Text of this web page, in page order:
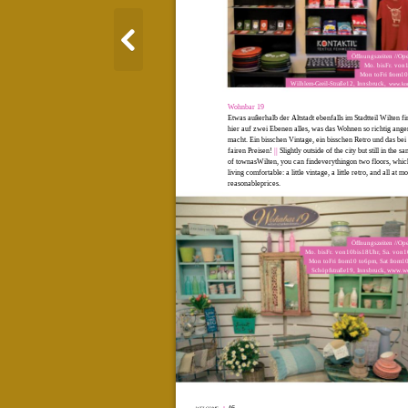
Öffnungszeiten //
Mo. bisFr.
Mon toFri
Wilhlem-Greil-Straße12, Innsbruck,
Wohnbar 19
Etwas außerhalb der Altstadt ebenfalls im Stadtteil Wilten
hier auf zwei Ebenen alles, was das Wohnen so richtig
macht. Ein bisschen Vintage, ein bisschen Retro und das bei
fairen Preisen!
Slightly outside of the city but still in the
of townasWilten, you can findeverythingon two floors,
living comfortable: a little vintage, a little retro, and all at
reasonableprices.
Öffnungszeiten //
Mo. bisFr. von10bis18Uhr, Sa.
Mon toFri from10 to6pm, Sat
Schöpfstraße19, Innsbruck,